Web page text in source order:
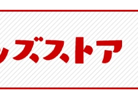
陶器ダイカットマグ
カップ ポムポムプ
ン CHMGD4
2,970円
料別・税込)
マスコット入りドリ
ンクボトル ハロー
キティ PSPR5MC
3,300円
(送料別・税込)